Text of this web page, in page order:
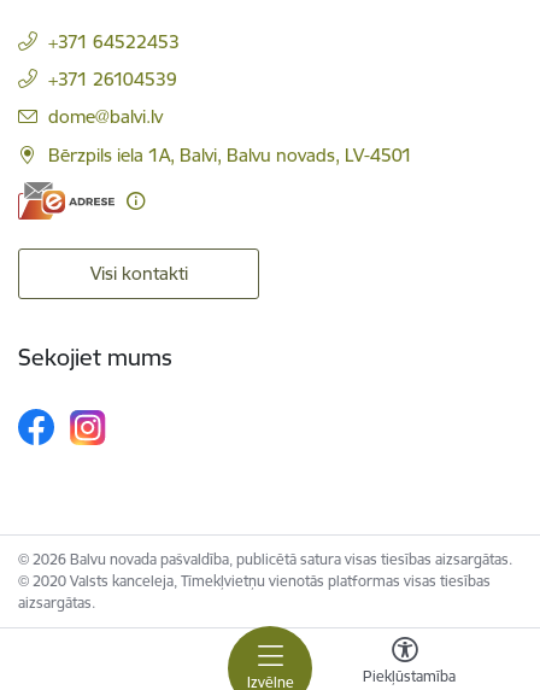
Izvēlne Piekļūstamība
+371 64522453
+371 26104539
E-pasts:
dome@balvi.lv
Bērzpils iela 1A, Balvi, Balvu novads, LV-4501
Visi kontakti
Sekojiet mums
© 2026 Balvu novada pašvaldība, publicētā satura visas tiesības aizsargātas.
© 2020 Valsts kanceleja, Tīmekļvietņu vienotās platformas visas tiesības
aizsargātas.